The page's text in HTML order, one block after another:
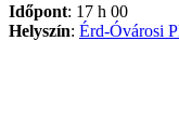
Időpont: 17 h 00
Helyszín: Érd-Óvárosi